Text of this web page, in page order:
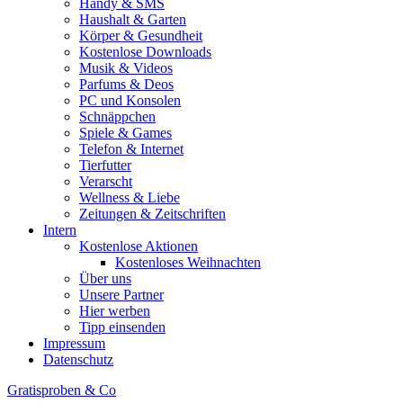
Handy & SMS
Haushalt & Garten
Körper & Gesundheit
Kostenlose Downloads
Musik & Videos
Parfums & Deos
PC und Konsolen
Schnäppchen
Spiele & Games
Telefon & Internet
Tierfutter
Verarscht
Wellness & Liebe
Zeitungen & Zeitschriften
Intern
Kostenlose Aktionen
Kostenloses Weihnachten
Über uns
Unsere Partner
Hier werben
Tipp einsenden
Impressum
Datenschutz
Gratisproben & Co